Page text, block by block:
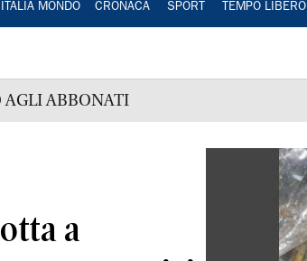
ITALIA MONDO CRONACA SPORT TEMPO LIBERO
AGLI ABBONATI
a